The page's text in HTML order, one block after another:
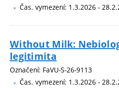
Čas. vymezení: 1.3.2026 -
Without Milk:
legitimita
Označení: FaVU-S-26-9113
Čas. vymezení: 1.3.2026 -